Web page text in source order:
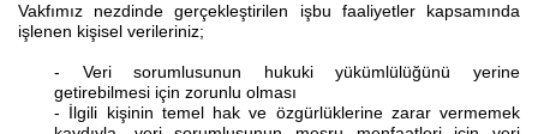
Vakfımız nezdinde gerçekleştirilen işbu faaliyetler kapsamında
işlenen kişisel verileriniz;
- Veri sorumlusunun hukuki yükümlülüğünü yerine
getirebilmesi için zorunlu olması
- İlgili kişinin temel hak ve özgürlüklerine zarar vermemek